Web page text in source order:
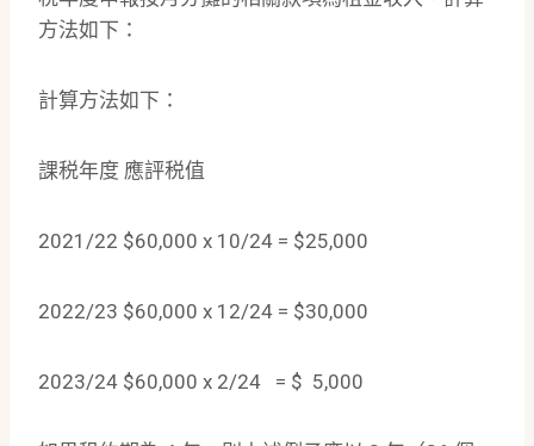
方法如下：
計算方法如下：
課税年度 應評税值
2021/22 $60,000 x 10/24 = $25,000
2022/23 $60,000 x 12/24 = $30,000
2023/24 $60,000 x 2/24 = $ 5,000